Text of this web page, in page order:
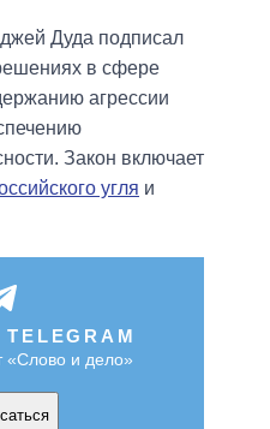
Дуда подписал
в сфере
агрессии
Закон включает
угля и
«Слово и дело»